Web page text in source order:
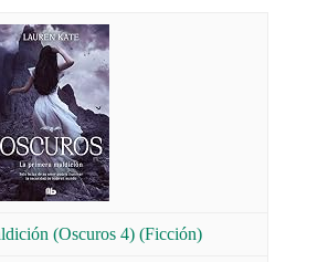
(Oscuros 4) (Ficción)